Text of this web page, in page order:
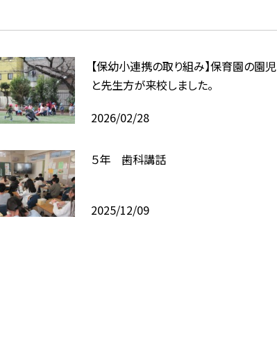
【保幼小連携の取り組み】保育園の園児
と先生方が来校しました。
2026/02/28
５年 歯科講話
2025/12/09